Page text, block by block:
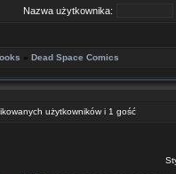
Nazwa użytkownika:
» Dead Space Comics
użytkowników i 1 gość